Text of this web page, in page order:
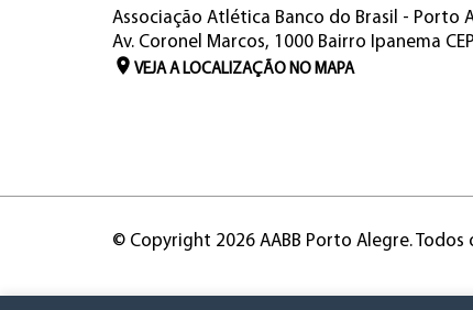
Associação Atlética Banco do Brasil - Porto
Av. Coronel Marcos, 1000 Bairro Ipanema
VEJA A LOCALIZAÇÃO NO MAPA
© Copyright 2026 AABB Porto Alegre.